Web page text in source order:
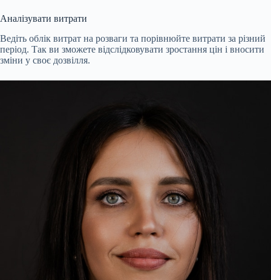
Аналізувати витрати
Ведіть облік витрат на розваги та порівнюйте витрати за різний
період. Так ви зможете відслідковувати зростання цін і вносити
зміни у своє дозвілля.